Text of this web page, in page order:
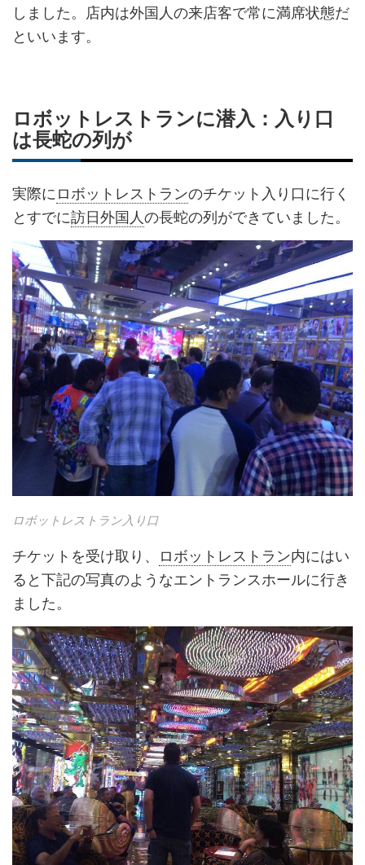
しました。店内は外国人の来店客で常に満席状態だ
といいます。
ロボットレストランに潜入：入り口
は長蛇の列が
実際にロボットレストランのチケット入り口に行く
とすでに訪日外国人の長蛇の列ができていました。
ロボットレストラン入り口
チケットを受け取り、 ロボットレストラン内にはい
ると下記の写真のようなエントランスホールに行き
ました。